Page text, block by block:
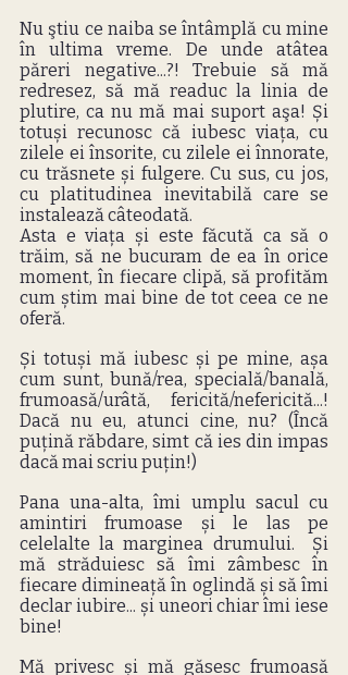
Nu ştiu ce naiba se întâmplă cu mine
în ultima vreme. De unde atâtea
păreri negative...?! Trebuie să mă
redresez, să mă readuc la linia de
plutire, ca nu mă mai suport aşa! Și
totuși recunosc că iubesc viața, cu
zilele ei însorite, cu zilele ei înnorate,
cu trăsnete și fulgere. Cu sus, cu jos,
cu platitudinea inevitabilă care se
instalează câteodată.
Asta e viața și este făcută ca să o
trăim, să ne bucuram de ea în orice
moment, în fiecare clipă, să profităm
cum știm mai bine de tot ceea ce ne
oferă.
Și totuși mă iubesc și pe mine, așa
cum sunt, bună/rea, specială/banală,
frumoasă/urâtă, fericită/nefericită...!
Dacă nu eu, atunci cine, nu? (Încă
puțină răbdare, simt că ies din impas
dacă mai scriu puțin!)
Pana una-alta, îmi umplu sacul cu
amintiri frumoase și le las pe
celelalte la marginea drumului.  Și
mă străduiesc să îmi zâmbesc în
fiecare dimineață în oglindă și să îmi
declar iubire... și uneori chiar îmi iese
bine!
Mă privesc și mă găsesc frumoasă